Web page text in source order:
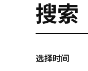
搜索
选择时间